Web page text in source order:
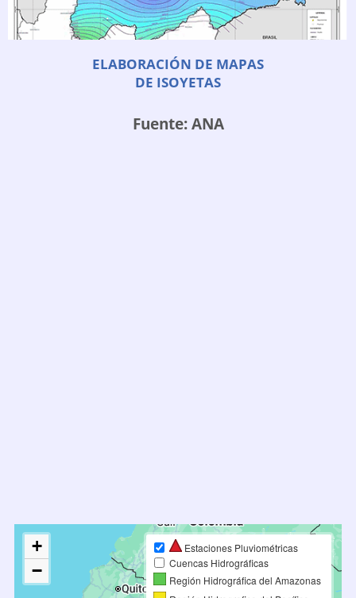
ELABORACIÓN DE MAPAS
DE ISOYETAS
Fuente: ANA